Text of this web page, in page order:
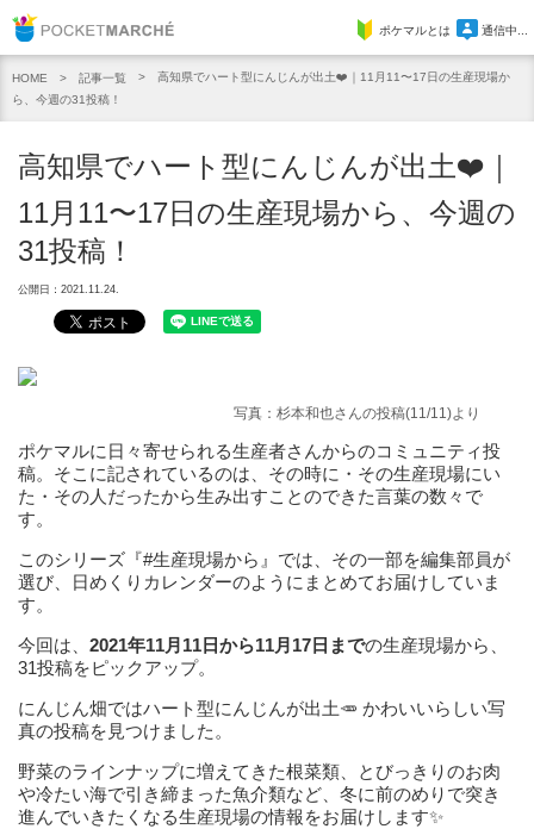
Pocket Marcheポケマルとは 通信中...
HOME 記事一覧
高知県でハート型にんじんが出土❤️｜11月11〜17日の生産現場か
ら、今週の31投稿！
高知県でハート型にんじんが出土❤️｜
11月11〜17日の生産現場から、今週の
31投稿！
公開日：2021.11.24.
写真：杉本和也さんの投稿(11/11)より
ポケマルに日々寄せられる生産者さんからのコミュニティ投
稿。そこに記されているのは、その時に・その生産現場にい
た・その人だったから生み出すことのできた言葉の数々で
す。
このシリーズ『#生産現場から』では、その一部を編集部員が
選び、日めくりカレンダーのようにまとめてお届けしていま
す。
今回は、 2021年11月11日から11月17日までの生産現場から、
31投稿をピックアップ。
にんじん畑ではハート型にんじんが出土🥕 かわいいらしい写
真の投稿を見つけました。
野菜のラインナップに増えてきた根菜類、とびっきりのお肉
や冷たい海で引き締まった魚介類など、冬に前のめりで突き
進んでいきたくなる生産現場の情報をお届けします✨